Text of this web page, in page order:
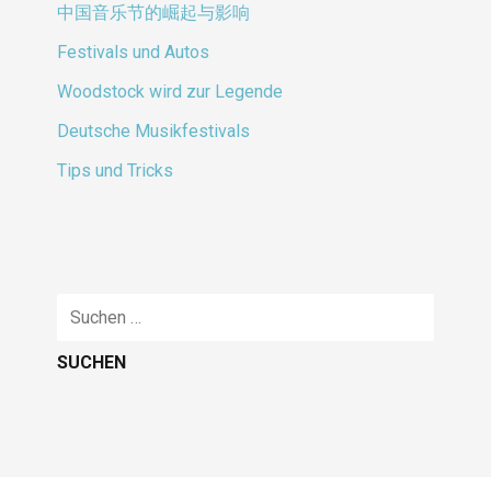
中国音乐节的崛起与影响
Festivals und Autos
Woodstock wird zur Legende
Deutsche Musikfestivals
Tips und Tricks
Suche